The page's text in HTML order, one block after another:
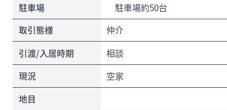
駐車場
駐車場約50台
取引態様
仲介
引渡/入居時期
相談
現況
空家
地目